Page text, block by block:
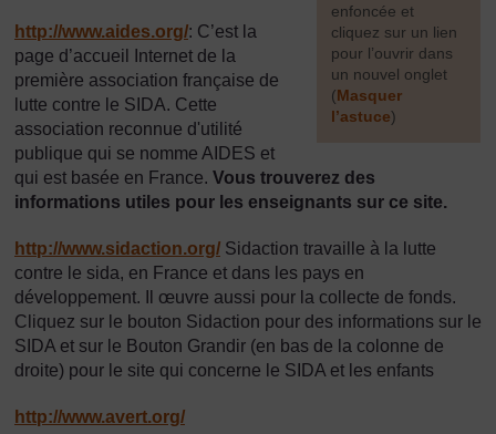
enfoncée et
cliquez sur un lien
pour l’ouvrir dans
un nouvel onglet
(Masquer
l’astuce)
http://www.aides.org/: C’est la
page d’accueil Internet de la
première association française de
lutte contre le SIDA. Cette
association reconnue d'utilité
publique qui se nomme AIDES et
qui est basée en France. Vous trouverez des
informations utiles pour les enseignants sur ce site.
http://www.sidaction.org/ Sidaction travaille à la lutte
contre le sida, en France et dans les pays en
développement. Il œuvre aussi pour la collecte de fonds.
Cliquez sur le bouton Sidaction pour des informations sur le
SIDA et sur le Bouton Grandir (en bas de la colonne de
droite) pour le site qui concerne le SIDA et les enfants
http://www.avert.org/